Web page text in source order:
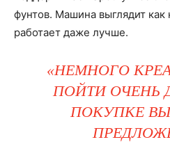
фунтов. Машина выглядит
работает даже лучше.
«НЕМНОГО
ПОЙТИ ОЧЕНЬ
ПОКУПКЕ